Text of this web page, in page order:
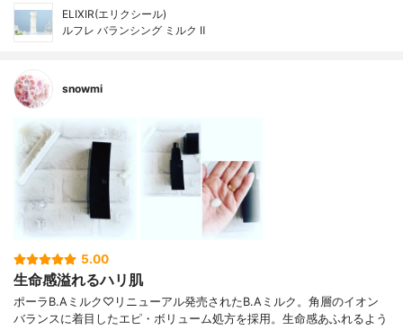
ELIXIR(エリクシール)
ルフレ バランシング ミルク Ⅱ
snowmi
5.00
生命感溢れるハリ肌
ポーラB.Aミルク♡リニューアル発売されたB.Aミルク。角層のイオン
バランスに着目したエピ・ボリューム処方を採用。生命感あふれるよう